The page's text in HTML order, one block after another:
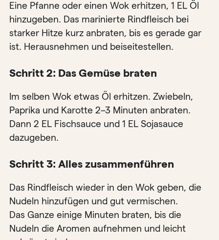
Eine Pfanne oder einen Wok erhitzen, 1 EL Öl
hinzugeben. Das marinierte Rindfleisch bei
starker Hitze kurz anbraten, bis es gerade gar
ist. Herausnehmen und beiseitestellen.
Schritt 2: Das Gemüse braten
Im selben Wok etwas Öl erhitzen. Zwiebeln,
Paprika und Karotte 2–3 Minuten anbraten.
Dann 2 EL Fischsauce und 1 EL Sojasauce
dazugeben.
Schritt 3: Alles zusammenführen
Das Rindfleisch wieder in den Wok geben, die
Nudeln hinzufügen und gut vermischen.
Das Ganze einige Minuten braten, bis die
Nudeln die Aromen aufnehmen und leicht